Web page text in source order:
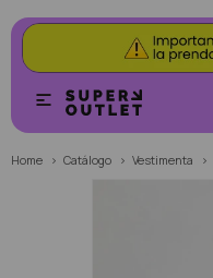

Home Catálogo Vestimenta